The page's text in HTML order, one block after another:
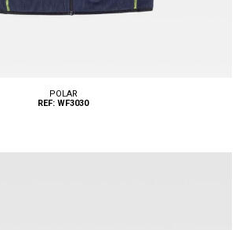
POLAR
REF: WF3030